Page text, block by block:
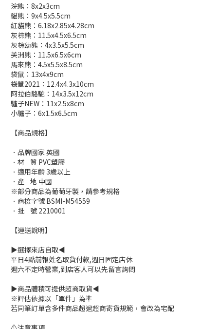
浣熊：8x2x3cm
貓熊：9x4.5x5.5cm
紅貓熊：6.18x2.85x4.28cm
灰棕熊：11.5x4.5x6.5cm
灰棕幼熊：4x3.5x5.5cm
美洲熊：11.5x6.5x6cm
馬來熊：4.5x5.5x8.5cm
袋鼠：13x4x9cm
袋鼠2021：12.4x4.3x10cm
阿拉伯駱駝：14x3.5x12cm
驢子NEW：11x2.5x8cm
小驢子：6x1.5x6.5cm
【商品規格】
．品牌國家 英國
．材 質 PVC塑膠
．適用年齡 3歲以上
．產 地 中國
※部分商品為葡萄牙製，請參考規格
．商檢字號 BSMI-M54559
．批 號 2210001
【運送說明】
▶選擇來店自取◀
平日4點前報姓名取貨付款,週日固定店休
週六不定時營業,到店客人可以先留言詢問
▶商品體積可提供超商取貨◀
※評估依據以「單件」為準
若同筆訂單含多件商品超過超商寄貨規範，會改為宅配